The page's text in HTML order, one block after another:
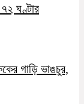
৭২ ঘণ্টার
গাড়ি ভাঙচুর,